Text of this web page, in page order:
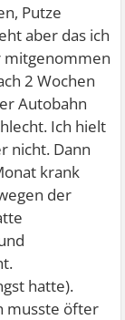
Putze
aber das ich
mitgenommen
2 Wochen
Autobahn
Ich hielt
nicht. Dann
krank
der
hatte).
musste öfter